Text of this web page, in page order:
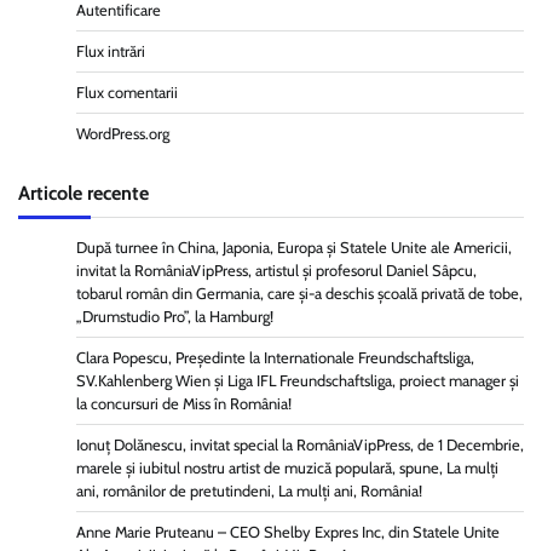
Autentificare
Flux intrări
Flux comentarii
WordPress.org
Articole recente
După turnee în China, Japonia, Europa și Statele Unite ale Americii,
invitat la RomâniaVipPress, artistul și profesorul Daniel Sâpcu,
tobarul român din Germania, care și-a deschis școală privată de tobe,
„Drumstudio Pro”, la Hamburg!
Clara Popescu, Președinte la Internationale Freundschaftsliga,
SV.Kahlenberg Wien şi Liga IFL Freundschaftsliga, proiect manager și
la concursuri de Miss în România!
Ionuț Dolănescu, invitat special la RomâniaVipPress, de 1 Decembrie,
marele și iubitul nostru artist de muzică populară, spune, La mulți
ani, românilor de pretutindeni, La mulți ani, România!
Anne Marie Pruteanu – CEO Shelby Expres Inc, din Statele Unite